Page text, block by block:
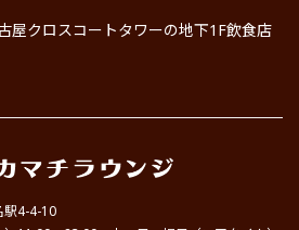
屋クロスコートタワーの地下1F飲食店
駅4-4-10